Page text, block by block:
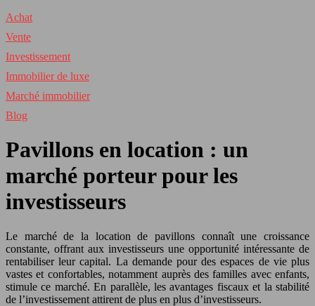
Achat
Vente
Investissement
Immobilier de luxe
Marché immobilier
Blog
Pavillons en location : un
marché porteur pour les
investisseurs
Le marché de la location de pavillons connaît une croissance
constante, offrant aux investisseurs une opportunité intéressante de
rentabiliser leur capital. La demande pour des espaces de vie plus
vastes et confortables, notamment auprès des familles avec enfants,
stimule ce marché. En parallèle, les avantages fiscaux et la stabilité
de l’investissement attirent de plus en plus d’investisseurs.